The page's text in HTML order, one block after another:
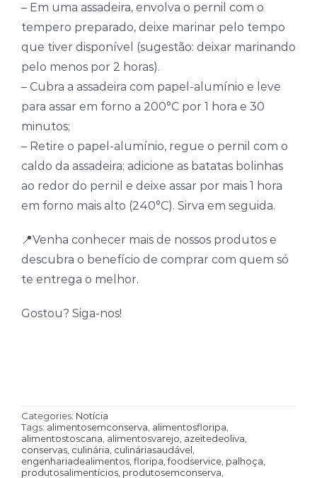
– Em uma assadeira, envolva o pernil com o
tempero preparado, deixe marinar pelo tempo
que tiver disponível (sugestão: deixar marinando
pelo menos por 2 horas).
– Cubra a assadeira com papel-alumínio e leve
para assar em forno a 200°C por 1 hora e 30
minutos;
– Retire o papel-alumínio, regue o pernil com o
caldo da assadeira; adicione as batatas bolinhas
ao redor do pernil e deixe assar por mais 1 hora
em forno mais alto (240°C). Sirva em seguida.
📍Venha conhecer mais de nossos produtos e
descubra o benefício de comprar com quem só
te entrega o melhor.
Gostou? Siga-nos!
Categories: Notícia
Tags: alimentosemconserva alimentosfloripa
alimentostoscana alimentosvarejo azeitedeoliva
conservas, culinária culináriasaudável
engenhariadealimentos, floripa ,foodservice, palhoça
produtosalimentícios, produtosemconserva